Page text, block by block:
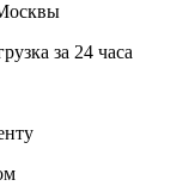
за 24 часа